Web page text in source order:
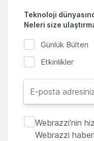
Teknoloji
Neleri size
Günlük Bülten
Etkinlikler
Webrazzi'nin
Webrazzi